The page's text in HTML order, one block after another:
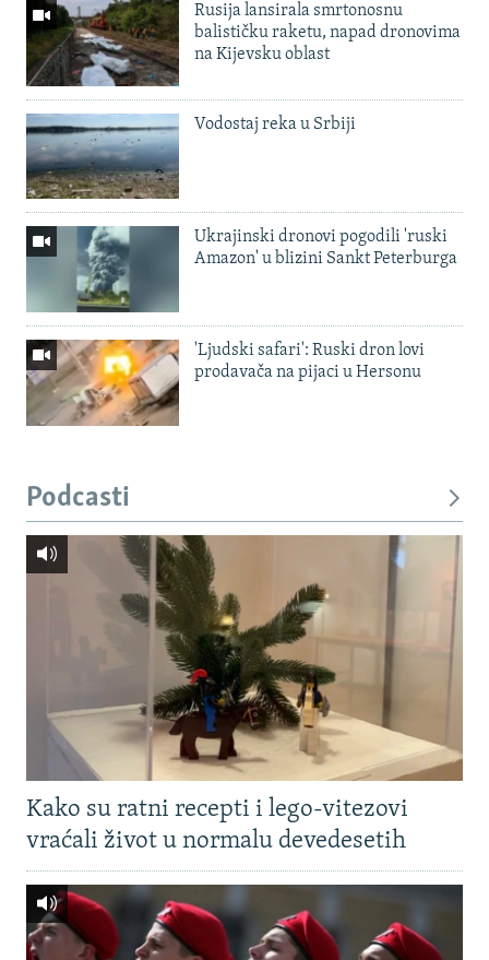
Rusija lansirala smrtonosnu
balističku raketu, napad dronovima
na Kijevsku oblast
Vodostaj reka u Srbiji
Ukrajinski dronovi pogodili 'ruski
Amazon' u blizini Sankt Peterburga
'Ljudski safari': Ruski dron lovi
prodavača na pijaci u Hersonu
Podcasti
Kako su ratni recepti i lego-vitezovi
vraćali život u normalu devedesetih